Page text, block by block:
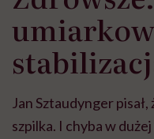
Jan Sztaudynger
szpilka. I chyba w